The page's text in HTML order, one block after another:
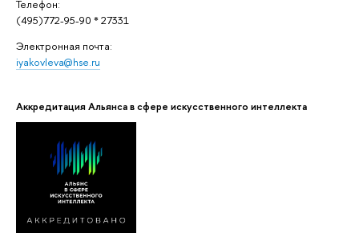
Телефон:
(495)772-95-90 * 27331
Электронная почта:
iyakovleva@hse.ru
Аккредитация Альянса в сфере искусственного интеллекта